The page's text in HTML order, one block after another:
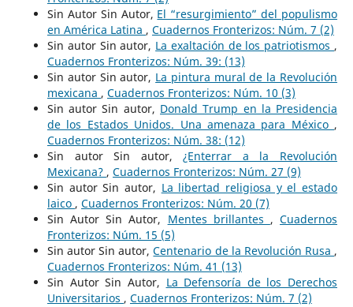
Sin Autor Sin Autor, El “resurgimiento” del populismo
en América Latina , Cuadernos Fronterizos: Núm. 7 (2)
Sin autor Sin autor, La exaltación de los patriotismos ,
Cuadernos Fronterizos: Núm. 39: (13)
Sin autor Sin autor, La pintura mural de la Revolución
mexicana , Cuadernos Fronterizos: Núm. 10 (3)
Sin autor Sin autor, Donald Trump en la Presidencia
de los Estados Unidos. Una amenaza para México ,
Cuadernos Fronterizos: Núm. 38: (12)
Sin autor Sin autor,¿Enterrar a la Revolución
Mexicana? , Cuadernos Fronterizos: Núm. 27 (9)
Sin autor Sin autor, La libertad religiosa y el estado
laico , Cuadernos Fronterizos: Núm. 20 (7)
Sin Autor Sin Autor, Mentes brillantes ,Cuadernos
Fronterizos: Núm. 15 (5)
Sin autor Sin autor,Centenario de la Revolución Rusa ,
Cuadernos Fronterizos: Núm. 41 (13)
Sin Autor Sin Autor, La Defensoría de los Derechos
Universitarios , Cuadernos Fronterizos: Núm. 7 (2)